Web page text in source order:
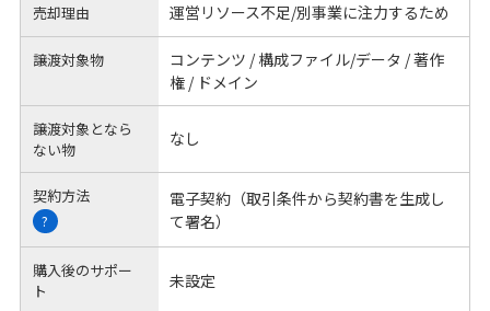
売却理由 運営リソース不足/別事業に注力するため
譲渡対象物
コンテンツ / 構成ファイル/データ / 著作
権 / ドメイン
譲渡対象となら
ない物
なし
契約方法
?
電子契約（取引条件から契約書を生成し
て署名）
購入後のサポー
ト
未設定